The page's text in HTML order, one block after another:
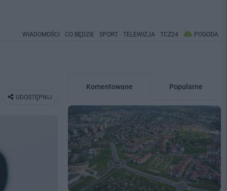
WIADOMOŚCI CO BĘDZIE SPORT TELEWIZJA TCZ24 POGODA
UDOSTĘPNIJ
Komentowane Popularne